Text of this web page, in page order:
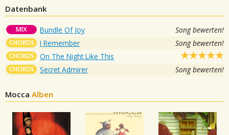
Datenbank
MIX Bundle Of Joy Song bewerten!
CHORDS I Remember Song bewerten!
CHORDS On The Night Like This
CHORDS Secret Admirer Song bewerten!
Mocca Alben